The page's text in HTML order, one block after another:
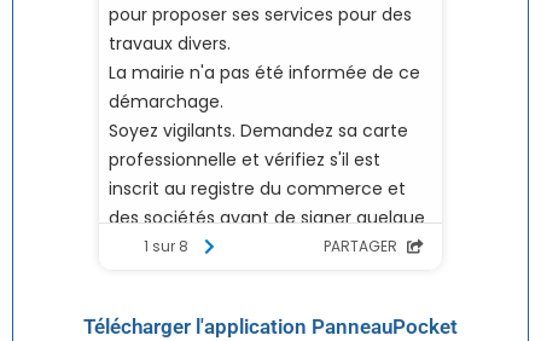
Télécharger l'application PanneauPocket